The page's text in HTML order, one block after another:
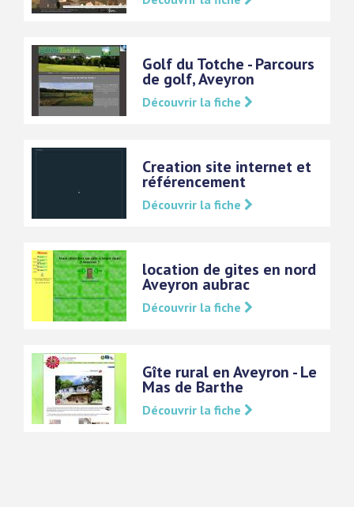
Golf du Totche - Parcours
de golf, Aveyron
Découvrir la fiche
Creation site internet et
référencement
Découvrir la fiche
location de gites en nord
Aveyron aubrac
Découvrir la fiche
Gîte rural en Aveyron - Le
Mas de Barthe
Découvrir la fiche